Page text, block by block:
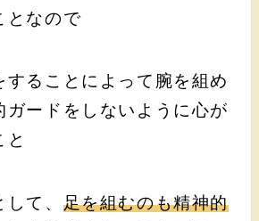
となので
することによって腕を組め
ガードをしないように心が
と
て、 足を組むのも精神的